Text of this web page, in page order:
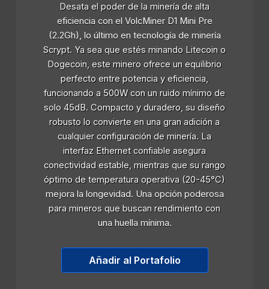
Desata el poder de la minería de alta
eficiencia con el VolcMiner D1 Mini Pre
(2.2Gh), lo último en tecnología de minería
Scrypt. Ya sea que estés minando Litecoin o
Dogecoin, este minero ofrece un equilibrio
perfecto entre potencia y eficiencia,
funcionando a 500W con un ruido mínimo de
solo 45dB. Compacto y duradero, su diseño
robusto lo convierte en una gran adición a
cualquier configuración de minería. La
interfaz Ethernet confiable asegura
conectividad estable, mientras que su rango
óptimo de temperatura operativa (20-45°C)
mejora la longevidad. Una opción poderosa
para mineros que buscan rendimiento con
una huella mínima.
Añadir al Portafolio